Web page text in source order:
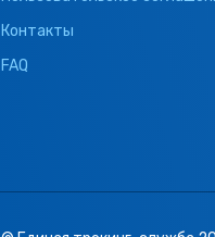
Контакты
FAQ